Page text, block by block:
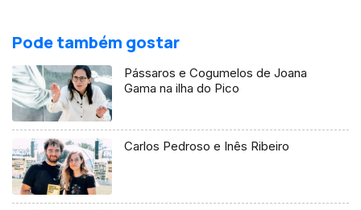
Pode também gostar
Pássaros e Cogumelos de Joana
Gama na ilha do Pico
Carlos Pedroso e Inês Ribeiro